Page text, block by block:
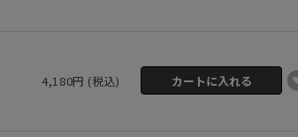
4,180円 (税込)